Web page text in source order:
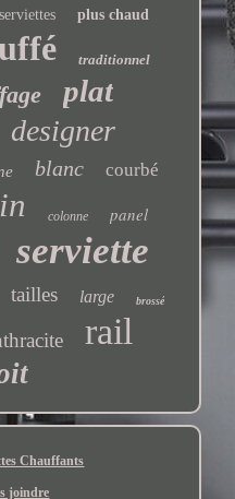
plus chaud
traditionnel
plat
designer
blanc courbé
colonne panel
serviette
tailles large brossé
rail
Chauffants
joindre